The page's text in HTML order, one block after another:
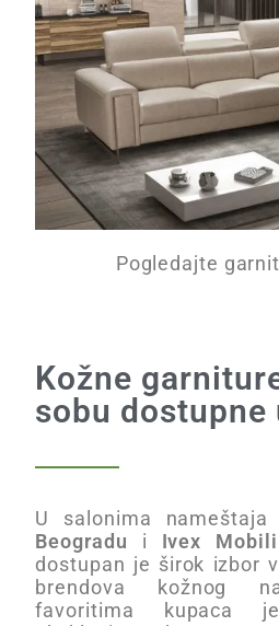
Pogledajte
Kožne
sobu dostupne
U salonima nameštaja
Beogradu i Ivex
dostupan je širok izbor
brendova kožnog
favoritima kupaca je